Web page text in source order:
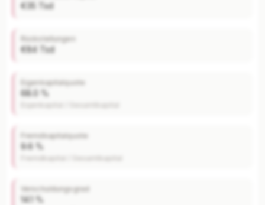
€35 Tsd
Rückstellungen
€84 Tsd
Eigenkapitalquote
68.0 %
Fremdkapitalquote
9.6 %
Verschuldungsgrad
14.1 %